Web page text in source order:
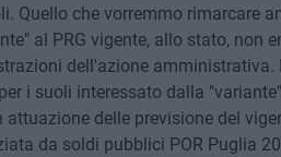
Quello che vorremmo rimarcare
al PRG vigente, allo stato, non
dell'azione amministrativa.
i suoli interessato dalla
delle previsione del
da soldi pubblici POR Puglia